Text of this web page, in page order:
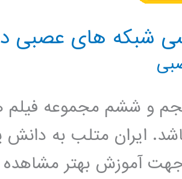
شبکه های عصبی
و ششم مجموعه فيلم
ایران متلب به دانش
آموزش بهتر